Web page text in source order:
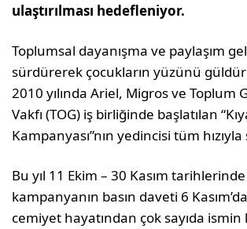
ulaştırılması hedefleniyor.
Toplumsal dayanışma ve paylaşım
sürdürerek çocukların yüzünü
2010 yılında Ariel, Migros ve Toplum
Vakfı (TOG) iş birliğinde başlatılan
Kampanyası”nın yedincisi tüm
Bu yıl 11 Ekim – 30 Kasım
kampanyanın basın daveti 6
cemiyet hayatından çok sayıda ismin